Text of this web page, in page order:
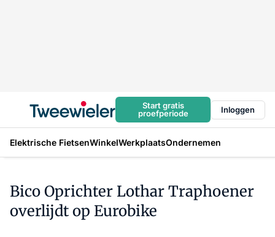
Start gratis
proefperiode
Inloggen
Elektrische FietsenWinkelWerkplaatsOndernemen
Bico Oprichter Lothar Traphoener
overlijdt op Eurobike